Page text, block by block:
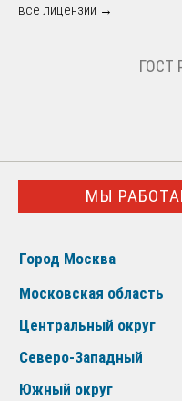
все лицензии →
ГОСТ
МЫ
Город Москва
Московская область
Центральный округ
Северо-Западный
Южный округ